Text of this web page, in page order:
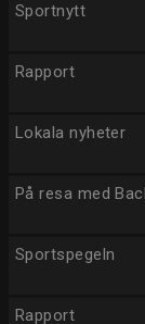
Sportnytt
Rapport
Lokala nyheter
På resa med
Sportspegeln
Rapport